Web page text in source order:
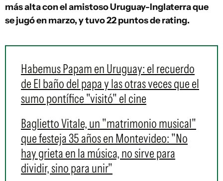
más alta con el amistoso Uruguay-Inglaterra que
se jugó en marzo, y tuvo 22 puntos de rating.
Habemus Papam en Uruguay: el recuerdo
de El baño del papa y las otras veces que el
sumo pontífice "visitó" el cine
Baglietto Vitale, un "matrimonio musical"
que festeja 35 años en Montevideo: "No
hay grieta en la música, no sirve para
dividir, sino para unir"